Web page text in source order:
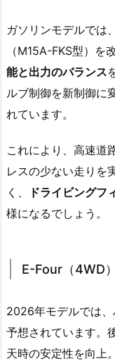
ガソリンモデルでは
（M15A-FKS型）を
能と出力のバランス
ルブ制御を新制御に
れています。
これにより、高速道
レスの少ない走りを
く、
ドライビングフ
様になるでしょう。
E-Four（4WD
2026年モデルでは
予想されています。
天時の安定性を向上